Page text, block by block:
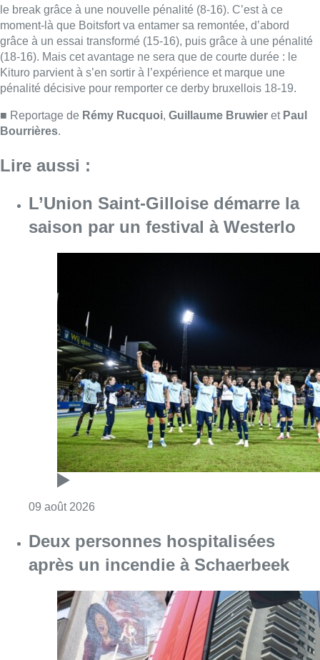
L’Union Saint-Gilloise démarre la
saison par un festival à Westerlo
09 août 2026 Consulter l'article "L’Union Saint-Gilloise
Deux personnes hospitalisées
après un incendie à Schaerbeek
09 août 2026Consulter l'article "Deux personnes